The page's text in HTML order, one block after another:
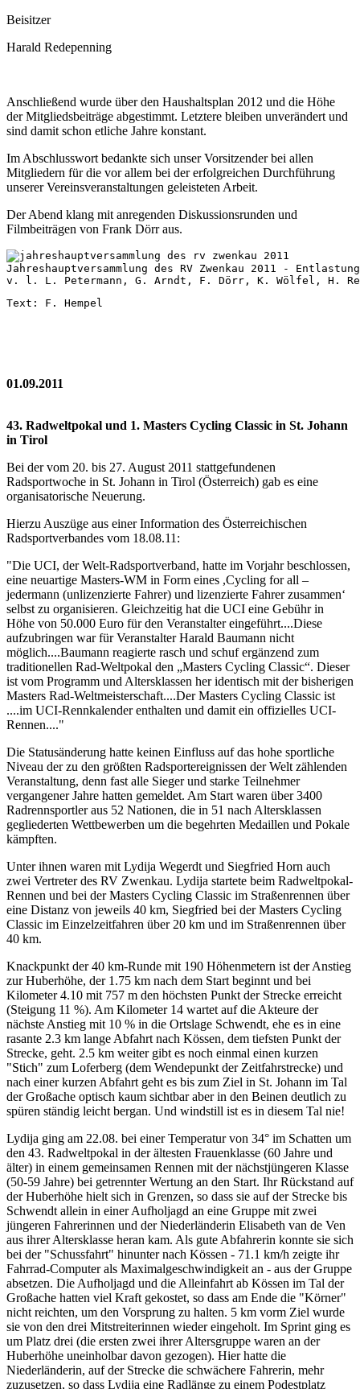
Beisitzer
Harald Redepenning
Anschließend wurde über den Haushaltsplan 2012 und die Höhe
der Mitgliedsbeiträge abgestimmt. Letztere bleiben unverändert und
sind damit schon etliche Jahre konstant.
Im Abschlusswort bedankte sich unser Vorsitzender bei allen
Mitgliedern für die vor allem bei der erfolgreichen Durchführung
unserer Vereinsveranstaltungen geleisteten Arbeit.
Der Abend klang mit anregenden Diskussionsrunden und
Filmbeiträgen von Frank Dörr aus.
Jahreshauptversammlung des RV Zwenkau 2011 -
v. l. L. Petermann, G. Arndt, F. Dörr, K. Wölfel, H.
Text: F. Hempel
01.09.2011
43. Radweltpokal und 1. Masters Cycling Classic in St. Johann
in Tirol
Bei der vom 20. bis 27. August 2011 stattgefundenen
Radsportwoche in St. Johann in Tirol (Österreich) gab es eine
organisatorische Neuerung.
Hierzu Auszüge aus einer Information des Österreichischen
Radsportverbandes vom 18.08.11:
"Die UCI, der Welt-Radsportverband, hatte im Vorjahr beschlossen,
eine neuartige Masters-WM in Form eines ,Cycling for all –
jedermann (unlizenzierte Fahrer) und lizenzierte Fahrer zusammen‘
selbst zu organisieren. Gleichzeitig hat die UCI eine Gebühr in
Höhe von 50.000 Euro für den Veranstalter eingeführt....Diese
aufzubringen war für Veranstalter Harald Baumann nicht
möglich....Baumann reagierte rasch und schuf ergänzend zum
traditionellen Rad-Weltpokal den „Masters Cycling Classic“. Dieser
ist vom Programm und Altersklassen her identisch mit der bisherigen
Masters Rad-Weltmeisterschaft....Der Masters Cycling Classic ist
....im UCI-Rennkalender enthalten und damit ein offizielles UCI-
Rennen...."
Die Statusänderung hatte keinen Einfluss auf das hohe sportliche
Niveau der zu den größten Radsportereignissen der Welt zählenden
Veranstaltung, denn fast alle Sieger und starke Teilnehmer
vergangener Jahre hatten gemeldet. Am Start waren über 3400
Radrennsportler aus 52 Nationen, die in 51 nach Altersklassen
gegliederten Wettbewerben um die begehrten Medaillen und Pokale
kämpften.
Unter ihnen waren mit Lydija Wegerdt und Siegfried Horn auch
zwei Vertreter des RV Zwenkau. Lydija startete beim Radweltpokal-
Rennen und bei der Masters Cycling Classic im Straßenrennen über
eine Distanz von jeweils 40 km, Siegfried bei der Masters Cycling
Classic im Einzelzeitfahren über 20 km und im Straßenrennen über
40 km.
Knackpunkt der 40 km-Runde mit 190 Höhenmetern ist der Anstieg
zur Huberhöhe, der 1.75 km nach dem Start beginnt und bei
Kilometer 4.10 mit 757 m den höchsten Punkt der Strecke erreicht
(Steigung 11 %). Am Kilometer 14 wartet auf die Akteure der
nächste Anstieg mit 10 % in die Ortslage Schwendt, ehe es in eine
rasante 2.3 km lange Abfahrt nach Kössen, dem tiefsten Punkt der
Strecke, geht. 2.5 km weiter gibt es noch einmal einen kurzen
"Stich" zum Loferberg (dem Wendepunkt der Zeitfahrstrecke) und
nach einer kurzen Abfahrt geht es bis zum Ziel in St. Johann im Tal
der Großache optisch kaum sichtbar aber in den Beinen deutlich zu
spüren ständig leicht bergan. Und windstill ist es in diesem Tal nie!
Lydija ging am 22.08. bei einer Temperatur von 34° im Schatten um
den 43. Radweltpokal in der ältesten Frauenklasse (60 Jahre und
älter) in einem gemeinsamen Rennen mit der nächstjüngeren Klasse
(50-59 Jahre) bei getrennter Wertung an den Start. Ihr Rückstand auf
der Huberhöhe hielt sich in Grenzen, so dass sie auf der Strecke bis
Schwendt allein in einer Aufholjagd an eine Gruppe mit zwei
jüngeren Fahrerinnen und der Niederländerin Elisabeth van de Ven
aus ihrer Altersklasse heran kam. Als gute Abfahrerin konnte sie sich
bei der "Schussfahrt" hinunter nach Kössen - 71.1 km/h zeigte ihr
Fahrrad-Computer als Maximalgeschwindigkeit an - aus der Gruppe
absetzen. Die Aufholjagd und die Alleinfahrt ab Kössen im Tal der
Großache hatten viel Kraft gekostet, so dass am Ende die "Körner"
nicht reichten, um den Vorsprung zu halten. 5 km vorm Ziel wurde
sie von den drei Mitstreiterinnen wieder eingeholt. Im Sprint ging es
um Platz drei (die ersten zwei ihrer Altersgruppe waren an der
Huberhöhe uneinholbar davon gezogen). Hier hatte die
Niederländerin, auf der Strecke die schwächere Fahrerin, mehr
zuzusetzen, so dass Lydija eine Radlänge zu einem Podestplatz